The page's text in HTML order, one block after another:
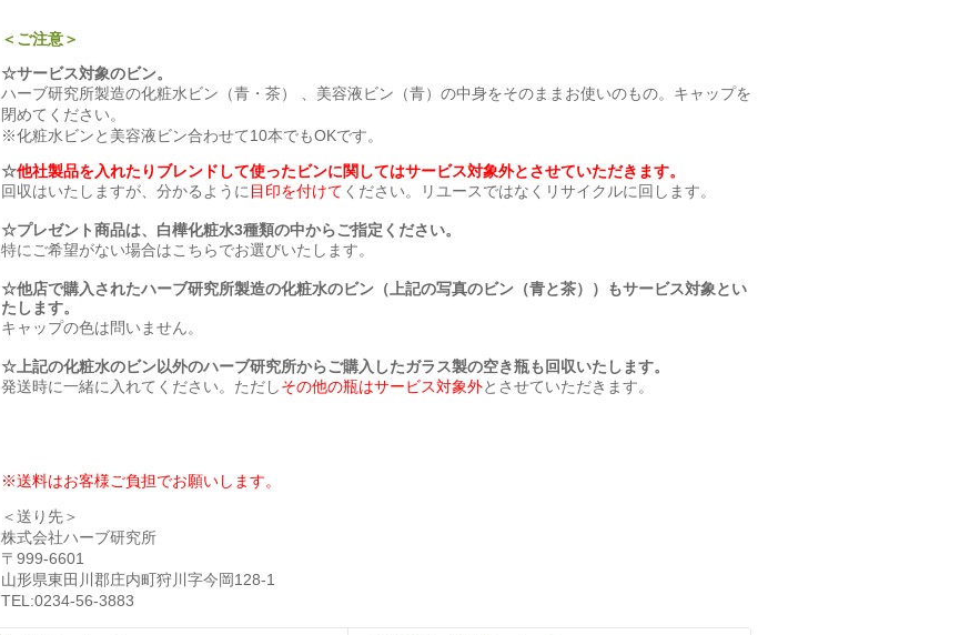
＜ご注意＞
☆サービス対象のビン。
ハーブ研究所製造の化粧水ビン（青・茶） 、美容液ビン（青）の中身をそのままお使いのもの。キャップを
閉めてください。
※化粧水ビンと美容液ビン合わせて10本でもOKです。
☆他社製品を入れたりブレンドして使ったビンに関してはサービス対象外とさせていただきます。
回収はいたしますが、分かるように 目印を付けて ください。リユースではなくリサイクルに回します。
☆プレゼント商品は、白樺化粧水3種類の中からご指定ください。
特にご希望がない場合はこちらでお選びいたします。
☆他店で購入されたハーブ研究所製造の化粧水のビン（上記の写真のビン（青と茶））もサービス対象とい
たします。
キャップの色は問いません。
☆上記の化粧水のビン以外のハーブ研究所からご購入したガラス製の空き瓶も回収いたします。
発送時に一緒に入れてください。ただしその他の瓶はサービス対象外とさせていただきます。
※送料はお客様ご負担でお願いします。
＜送り先＞
株式会社ハーブ研究所
〒999-6601
山形県東田川郡庄内町狩川字今岡128-1
TEL:0234-56-3883